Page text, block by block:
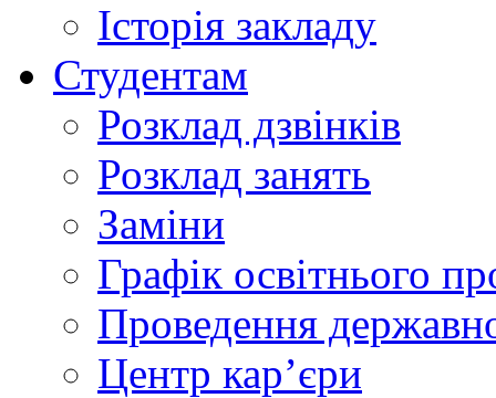
Історія закладу
Студентам
Розклад дзвінків
Розклад занять
Заміни
Графік освітнього
Проведення
Центр кар’єри